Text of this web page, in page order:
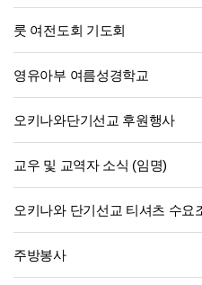
룻 여전도회 기도회
영유아부 여름성경학교
오키나와단기선교 후원행사
교우 및 교역자 소식 (임명)
오키나와 단기선교 티셔츠 수요
주방봉사